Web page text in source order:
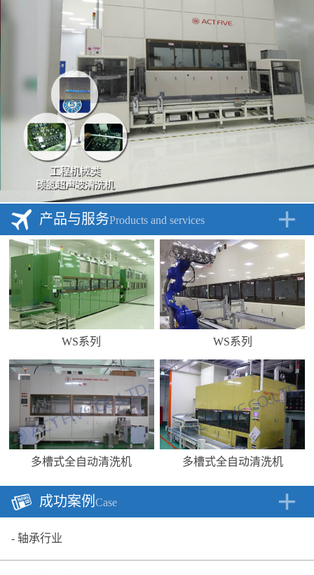
产品与服务Products and services
WS系列 WS系列
多槽式全自动清洗机 多槽式全自动清洗机
成功案例 Case
轴承行业